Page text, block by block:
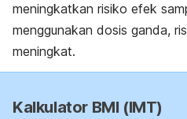
meningkatkan risiko efek
menggunakan dosis ganda,
meningkat.
Kalkulator BMI (IMT)